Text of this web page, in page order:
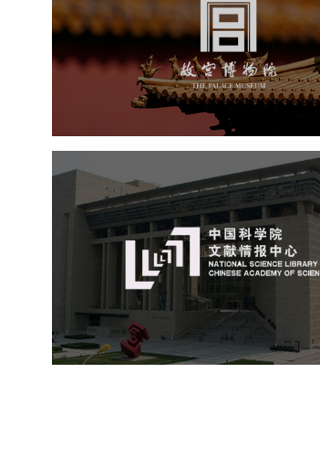
文化艺术 博物馆
智慧博
博物馆网站建设
景区网站建设
万能专题
网站代运营
中国科学院文献情
机构组织 网站建设
虚拟
博物馆展厅设计
数字博物馆
展厅空间设计
北京展厅设计
产
企业展厅设计
公司展厅设